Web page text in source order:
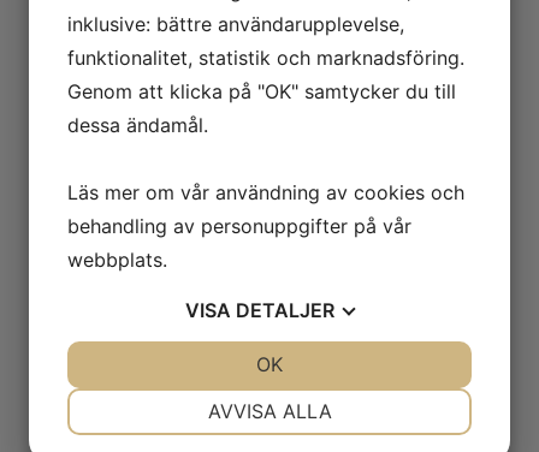
Malin Mossberg
2 400kr
inklusive: bättre användarupplevelse,
funktionalitet, statistik och marknadsföring.
Genom att klicka på "OK" samtycker du till
dessa ändamål.
Läs mer om vår användning av cookies och
behandling av personuppgifter på vår
webbplats.
VISA DETALJER
AVVISA ALLA
OK